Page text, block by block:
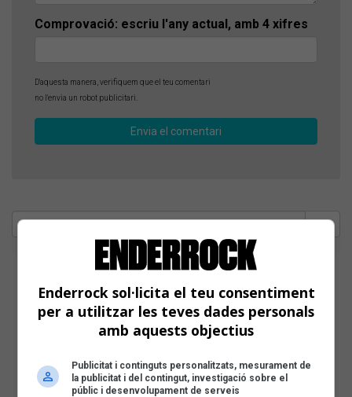
Comprovació: escriu l'any actual, amb 4 xifres
D'aquesta manera, verifiquem que el teu comentari
no l'envia un robot publicitari.
Enderrock sol·licita el teu consentiment
per a utilitzar les teves dades personals
amb aquests objectius
Publicitat i continguts personalitzats, mesurament de
la publicitat i del contingut, investigació sobre el
públic i desenvolupament de serveis